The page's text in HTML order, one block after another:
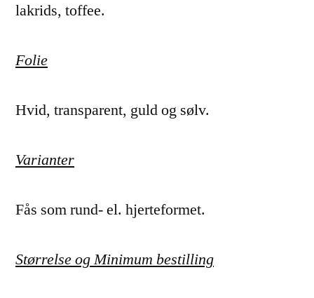
lakrids, toffee.
Folie
Hvid, transparent, guld og sølv.
Varianter
Fås som rund- el. hjerteformet.
Størrelse og Minimum bestilling